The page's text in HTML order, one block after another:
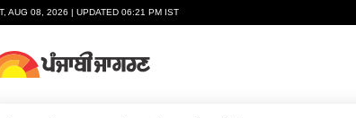
AUG 08, 2026 | UPDATED 06:21 PM IST